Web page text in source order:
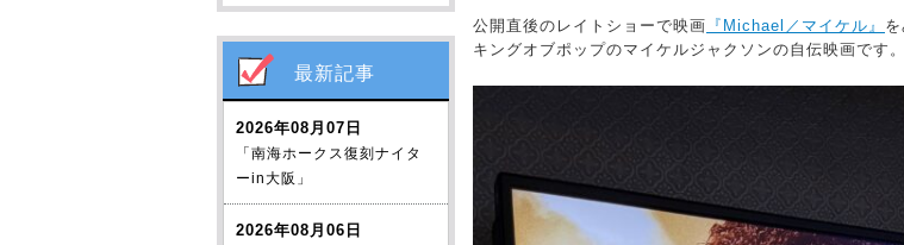
最新記事
2026年08月07日
「南海ホークス復刻ナイタ
ーin大阪」
2026年08月06日
公開直後のレイトショーで映画 『Michael／マイケル』
キングオブポップのマイケルジャクソンの自伝映画です。